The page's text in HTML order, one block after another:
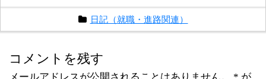
日記（就職・進路関連）
コメントを残す
メールアドレスが公開されることはありません。 * が